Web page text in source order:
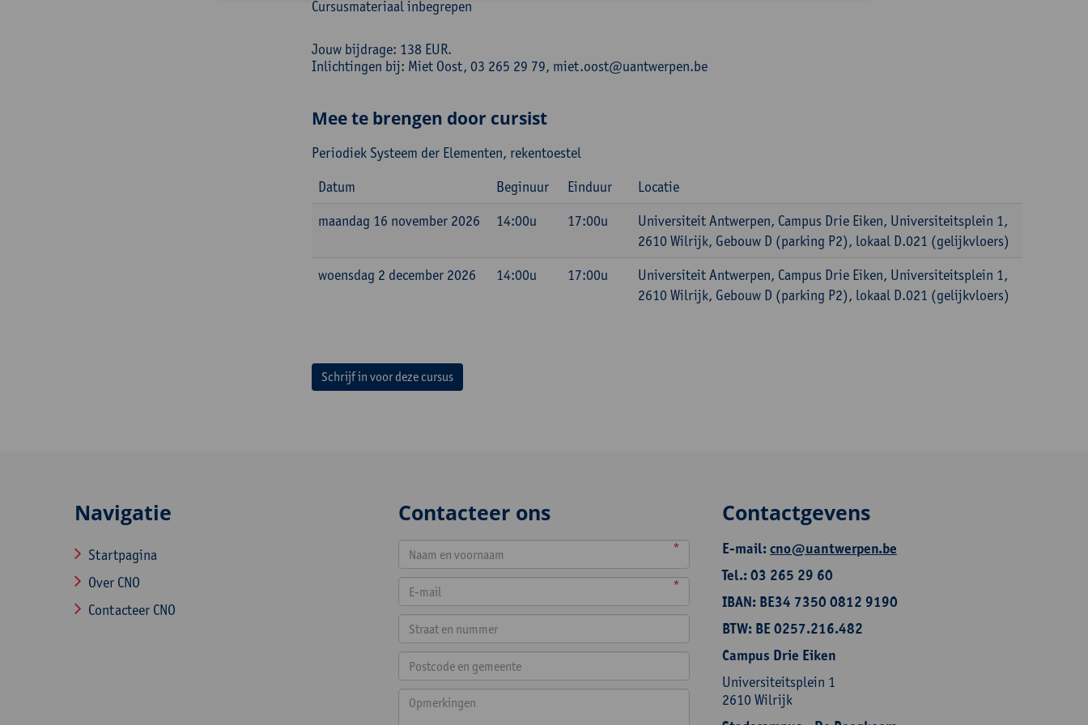
Cursusmateriaal inbegrepen
Jouw bijdrage: 138 EUR.
Inlichtingen bij: Miet Oost, 03 265 29 79, miet.oost@uantwerpen.be
Mee te brengen door cursist
Periodiek Systeem der Elementen, rekentoestel
Datum
Beginuur Einduur
Locatie
maandag 16 november 2026
14:00u 17:00u
Universiteit Antwerpen, Campus Drie Eiken, Universiteitsplein 1,
2610 Wilrijk, Gebouw D (parking P2), lokaal D.021 (gelijkvloers)
woensdag 2 december 2026
14:00u 17:00u
Universiteit Antwerpen, Campus Drie Eiken, Universiteitsplein 1,
2610 Wilrijk, Gebouw D (parking P2), lokaal D.021 (gelijkvloers)
Schrijf in voor deze cursus
Navigatie
Startpagina
Over CNO
Contacteer CNO
Contacteer ons
*
*
Contactgevens
E-mail:cno@uantwerpen.be
Tel.: 03 265 29 60
IBAN: BE34 7350 0812 9190
BTW: BE 0257.216.482
Campus Drie Eiken
Universiteitsplein 1
2610 Wilrijk